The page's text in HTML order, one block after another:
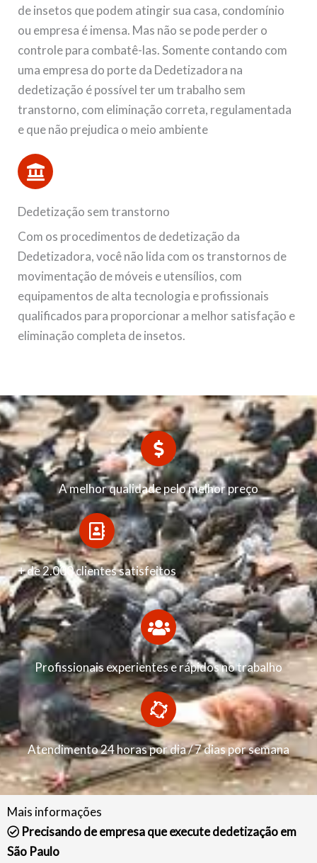
de insetos que podem atingir sua casa, condomínio
ou empresa é imensa. Mas não se pode perder o
controle para combatê-las. Somente contando com
uma empresa do porte da Dedetizadora na
dedetização é possível ter um trabalho sem
transtorno, com eliminação correta, regulamentada
e que não prejudica o meio ambiente
Dedetização sem transtorno
Com os procedimentos de dedetização da
Dedetizadora, você não lida com os transtornos de
movimentação de móveis e utensílios, com
equipamentos de alta tecnologia e profissionais
qualificados para proporcionar a melhor satisfação e
eliminação completa de insetos.
A melhor qualidade pelo melhor preço
+ de 2.000 clientes satisfeitos
Profissionais experientes e rápidos no trabalho
Atendimento 24 horas por dia / 7 dias por semana
Mais informações
Precisando de empresa que execute dedetização em
São Paulo